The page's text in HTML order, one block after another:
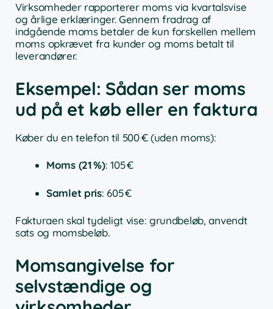
Virksomheder rapporterer moms via kvartalsvise
og årlige erklæringer. Gennem fradrag af
indgående moms betaler de kun forskellen mellem
moms opkrævet fra kunder og moms betalt til
leverandører.
Eksempel: Sådan ser moms
ud på et køb eller en faktura
Køber du en telefon til 500 € (uden moms):
Moms (21 %): 105 €
Samlet pris: 605 €
Fakturaen skal tydeligt vise: grundbeløb, anvendt
sats og momsbeløb.
Momsangivelse for
selvstændige og